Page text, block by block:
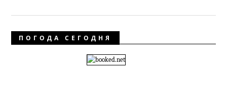
ПОГОДА СЕГОДНЯ